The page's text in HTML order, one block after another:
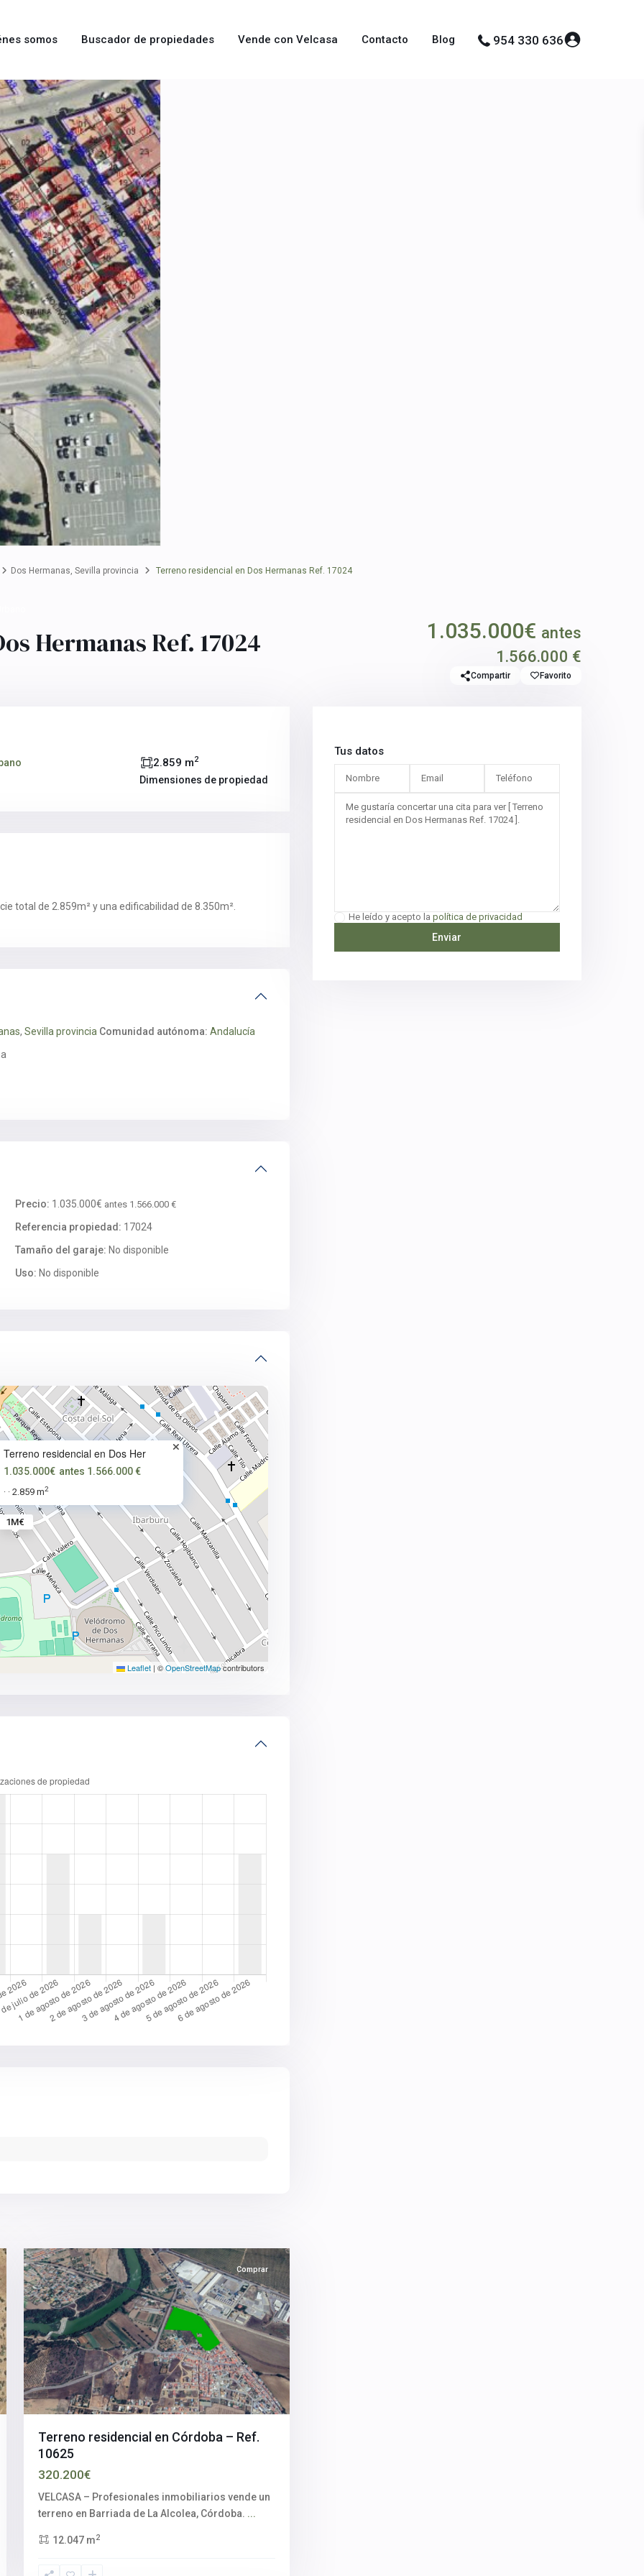
somos Buscador de propiedades Vende con Velcasa Contacto Blog 954 330 636
Dos Hermanas, Sevilla provincia Terreno residencial en Dos Hermanas Ref. 17024
Hermanas Ref. 17024 1.035.000€ antes
1.566.000 €
Compartir Favorito
2.859 m2
Dimensiones de propiedad
total de 2.859m² y una edificabilidad de 8.350m².
, Sevilla provincia Comunidad autónoma: Andalucía
Precio: 1.035.000€ antes 1.566.000 €
Referencia propiedad: 17024
Tamaño del garaje: No disponible
Uso: No disponible
1M€
Terreno residencial en Dos Her
1.035.000€ antes 1.566.000 €
· · 2.859 m2
Leaflet | ©OpenStreetMapcontributors
Comprar
Terreno residencial en Córdoba – Ref.
10625
320.200€
VELCASA – Profesionales inmobiliarios vende un
terreno en Barriada de La Alcolea, Córdoba. ...
12.047 m2
Aljarafe ,
del
Tus datos
He leído y acepto la política de privacidad